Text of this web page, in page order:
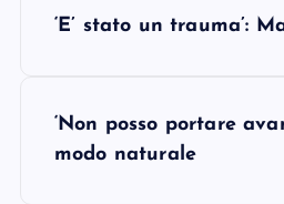
‘E’ stato un trauma’:
‘Non posso portare
modo naturale